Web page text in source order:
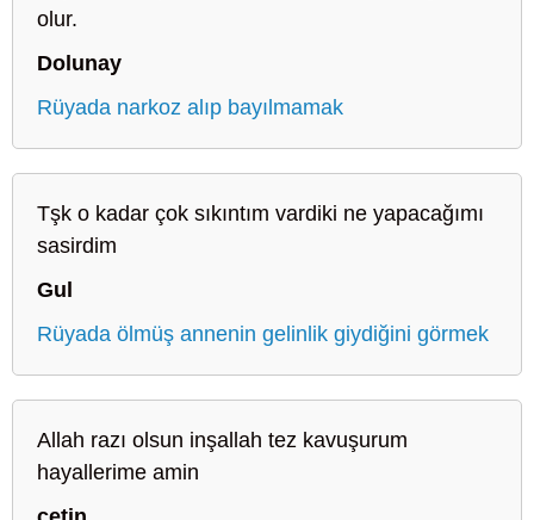
olur.
Dolunay
Rüyada narkoz alıp bayılmamak
Tşk o kadar çok sıkıntım vardiki ne yapacağımı
sasirdim
Gul
Rüyada ölmüş annenin gelinlik giydiğini görmek
Allah razı olsun inşallah tez kavuşurum
hayallerime amin